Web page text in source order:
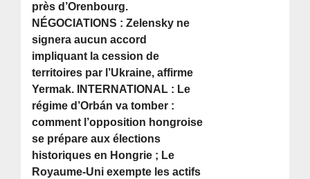
près d’Orenbourg.
NÉGOCIATIONS : Zelensky ne
signera aucun accord
impliquant la cession de
territoires par l’Ukraine, affirme
Yermak. INTERNATIONAL : Le
régime d’Orbán va tomber :
comment l’opposition hongroise
se prépare aux élections
historiques en Hongrie ; Le
Royaume-Uni exempte les actifs